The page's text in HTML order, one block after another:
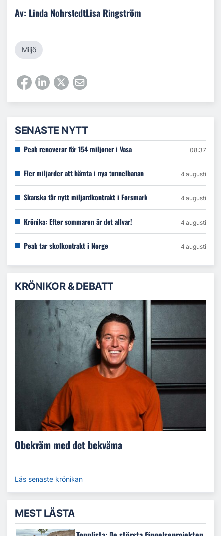
Av: Linda NohrstedtLisa Ringström
Miljö
SENASTE NYTT
Peab renoverar för 154 miljoner i Vasa 08:37
Fler miljarder att hämta i nya tunnelbanan 4 augusti
Skanska får nytt miljardkontrakt i Forsmark 4 augusti
Krönika: Efter sommaren är det allvar! 4 augusti
Peab tar skolkontrakt i Norge 4 augusti
KRÖNIKOR & DEBATT
Obekväm med det bekväma
Läs senaste krönikan
MEST LÄSTA